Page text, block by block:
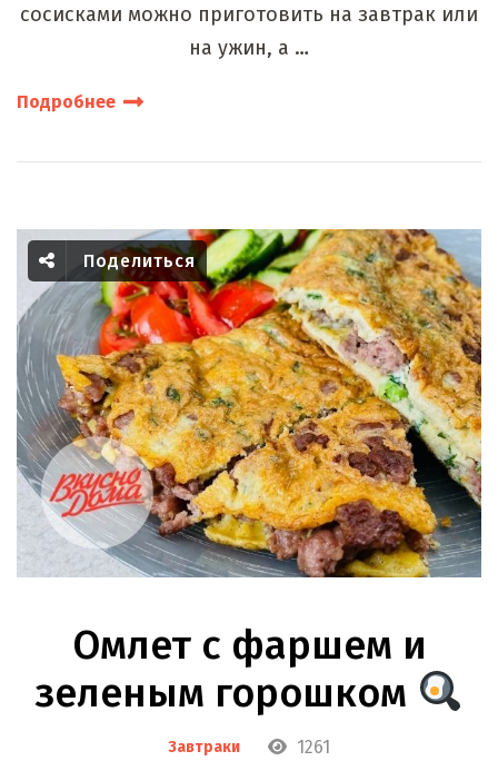
сосисками можно приготовить на завтрак или
на ужин, а …
Подробнее
Поделиться
Омлет с фаршем и
зеленым горошком
Завтраки 1261